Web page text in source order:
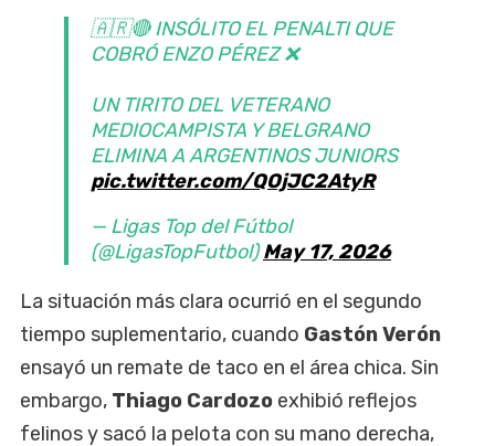
🇦🇷🔴 INSÓLITO EL PENALTI QUE
COBRÓ ENZO PÉREZ ❌
UN TIRITO DEL VETERANO
MEDIOCAMPISTA Y BELGRANO
ELIMINA A ARGENTINOS JUNIORS
pic.twitter.com/QOjJC2AtyR
— Ligas Top del Fútbol
(@LigasTopFutbol)May 17, 2026
La situación más clara ocurrió en el segundo
tiempo suplementario, cuando Gastón Verón
ensayó un remate de taco en el área chica. Sin
embargo, Thiago Cardozo exhibió reflejos
felinos y sacó la pelota con su mano derecha,